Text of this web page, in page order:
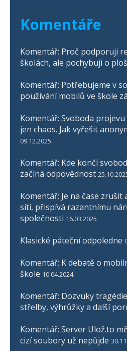
Komentáře
Komentář: Proč podporuji
školách, ale pochybuji o
Komentář: Potřebujeme v
používání mobilů ve škole
Komentář: Svoboda
jen chaos. Jak vyřešit
09.12.2025
Komentář: Kde končí
začíná odpovědnost
Komentář: Je na čase
sítí, přispívá razantnímu
společnosti 16.03.2025
Klasické páteční odpoledne
Komentář: K debatě o
škole 10.04.2024
Komentář: Dozvuky
střelby, výhrůžky a další
Komentář: Server Ulož.to
cizí soubory už nepůjde